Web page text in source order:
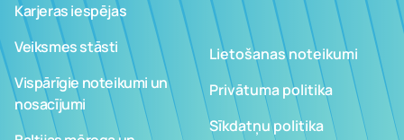
Karjeras iespējas
Veiksmes stāsti
Vispārīgie noteikumi un
nosacījumi
Lietošanas noteikumi
Privātuma politika
Sīkdatņu politika